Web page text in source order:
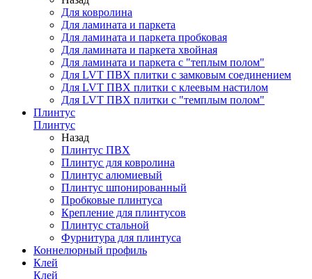
Для ковролина
Для ламината и паркета
Для ламината и паркета пробковая
Для ламината и паркета хвойная
Для ламината и паркета с "теплым полом"
Для LVT ПВХ плитки с замковым соединением
Для LVT ПВХ плитки с клеевым настилом
Для LVT ПВХ плитки с "темплым полом"
Плинтус
Плинтус
Назад
Плинтус ПВХ
Плинтус для ковролина
Плинтус алюмиевый
Плинтус шпонированный
Пробковые плинтуса
Крепление для плинтусов
Плинтус стальной
Фурнитура для плинтуса
Коннелюрный профиль
Клей
Клей